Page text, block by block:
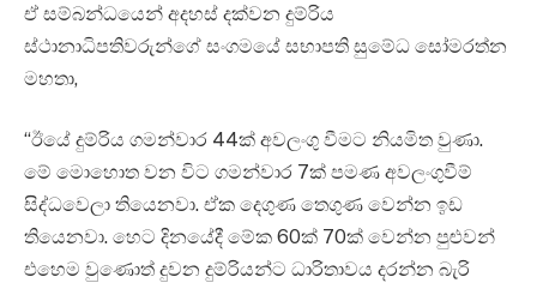
ඒ සම්බන්ධයෙන් අදහස් දක්වන දුම්රිය
ස්ථානාධිපතිවරුන්ගේ සංගමයේ සභාපති සුමේධ සෝමරත්න
මහතා,
“ඊයේ දුම්රිය ගමන්වාර 44ක් අවලංගු වීමට නියමිත වුණා.
මේ මොහොත වන විට ගමන්වාර 7ක් පමණ අවලංගුවීම්
සිද්ධවෙලා තියෙනවා. ඒක දෙගුණ තෙගුණ වෙන්න ඉඩ
තියෙනවා. හෙට දිනයේදී මේක 60ක් 70ක් වෙන්න පුළුවන්
එහෙම වුණොත් දුවන දුම්රියන්ට ධාරිතාවය දරන්න බැරි